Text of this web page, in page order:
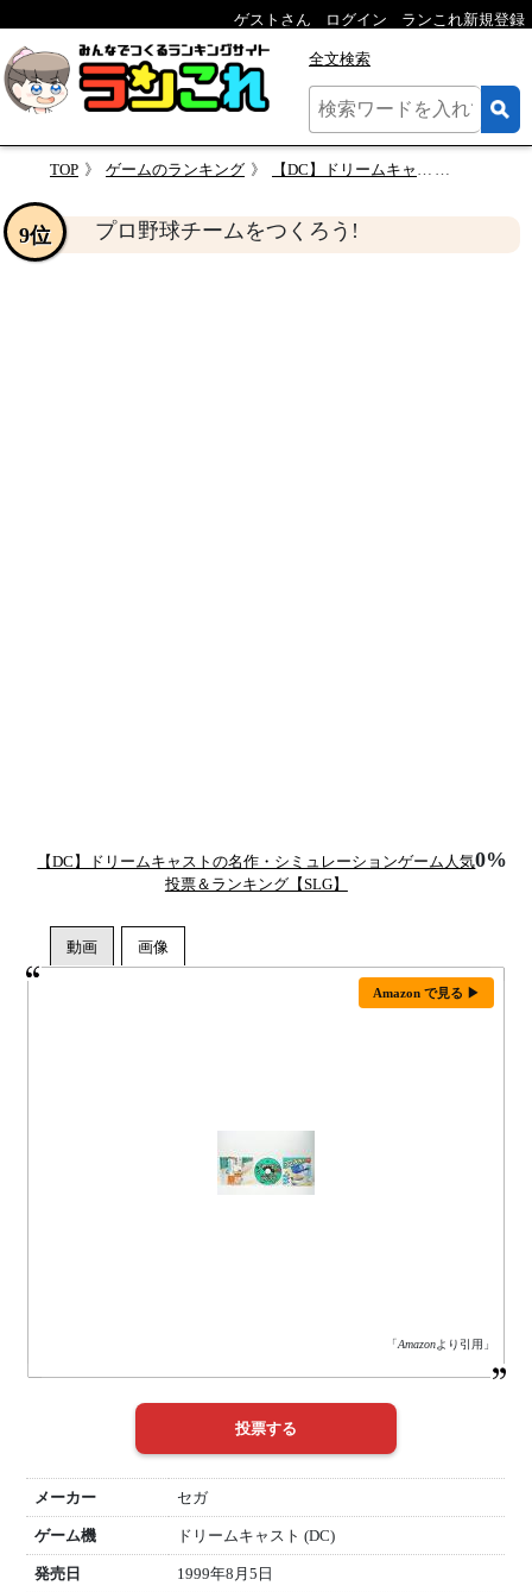
ゲストさん ログイン ランこれ新規登録
全文検索
TOP ゲームのランキング 【DC】ドリームキャストの名作・シミュレーションゲーム人気投票＆ランキング【SLG】
プロ野球チームをつくろう!
9位
【DC】ドリームキャストの名作・シミュレーションゲーム人気
投票＆ランキング【SLG】
0%
Amazon で見る ▶
「Amazonより引用」
メーカー セガ
ゲーム機 ドリームキャスト (DC)
発売日 1999年8月5日